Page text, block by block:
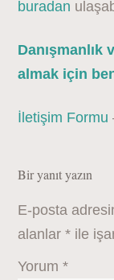
buradan
Danışmanlık
almak için
İletişim Formu
Bir yanıt yazın
E-posta
alanlar* ile
Yorum*